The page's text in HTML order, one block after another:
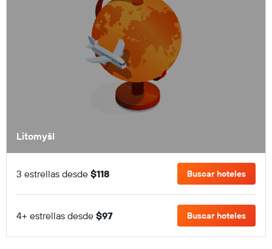
Litomyšl
3 estrellas desde $118 Buscar hoteles
4+ estrellas desde $97 Buscar hoteles